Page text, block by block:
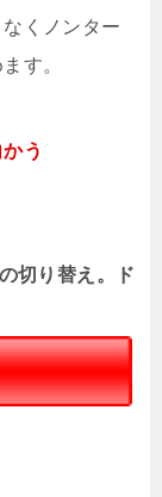
くノンター
す。
う
切り替え。ド